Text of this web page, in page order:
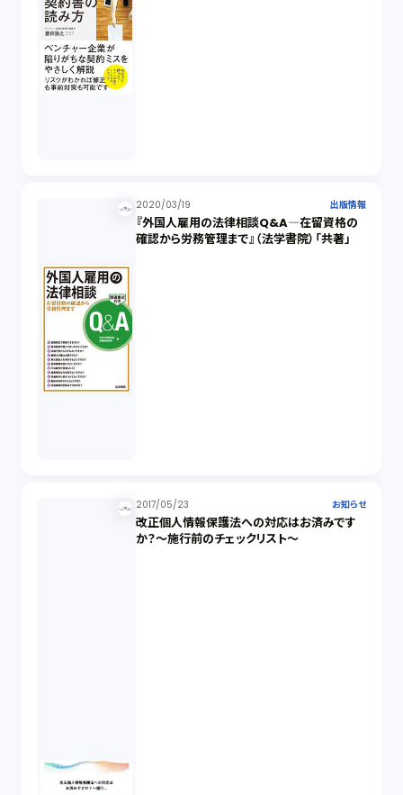
2020/03/19 出版情報
『外国人雇用の法律相談Q&A―在留資格の
確認から労務管理まで』（法学書院）「共著」
2017/05/23 お知らせ
改正個人情報保護法への対応はお済みです
か？～施行前のチェックリスト～